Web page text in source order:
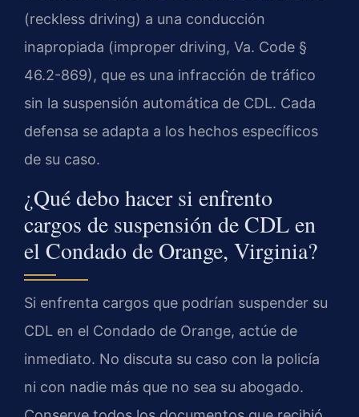
(reckless driving) a una conducción
inapropiada (improper driving, Va. Code §
46.2-869), que es una infracción de tráfico
sin la suspensión automática de CDL. Cada
defensa se adapta a los hechos específicos
de su caso.
¿Qué debo hacer si enfrento
cargos de suspensión de CDL en
el Condado de Orange, Virginia?
Si enfrenta cargos que podrían suspender su
CDL en el Condado de Orange, actúe de
inmediato. No discuta su caso con la policía
ni con nadie más que no sea su abogado.